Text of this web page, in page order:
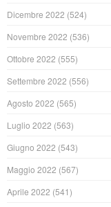
Dicembre 2022 (524)
Novembre 2022 (536)
Ottobre 2022 (555)
Settembre 2022 (556)
Agosto 2022 (565)
Luglio 2022 (563)
Giugno 2022 (543)
Maggio 2022 (567)
Aprile 2022 (541)